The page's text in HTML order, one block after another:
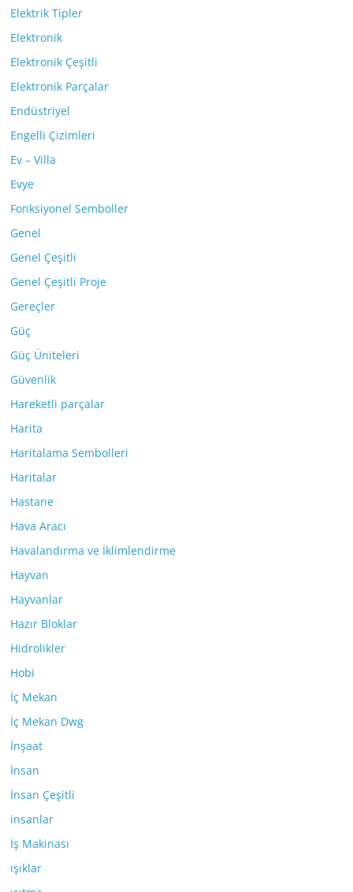
Elektrik Tipler
Elektronik
Elektronik Çeşitli
Elektronik Parçalar
Endüstriyel
Engelli Çizimleri
Ev – Villa
Evye
Fonksiyonel Semboller
Genel
Genel Çeşitli
Genel Çeşitli Proje
Gereçler
Güç
Güç Üniteleri
Güvenlik
Hareketli parçalar
Harita
Haritalama Sembolleri
Haritalar
Hastane
Hava Aracı
Havalandırma ve İklimlendirme
Hayvan
Hayvanlar
Hazır Bloklar
Hidrolikler
Hobi
İç Mekan
İç Mekan Dwg
İnşaat
İnsan
İnsan Çeşitli
insanlar
İş Makinası
ışıklar